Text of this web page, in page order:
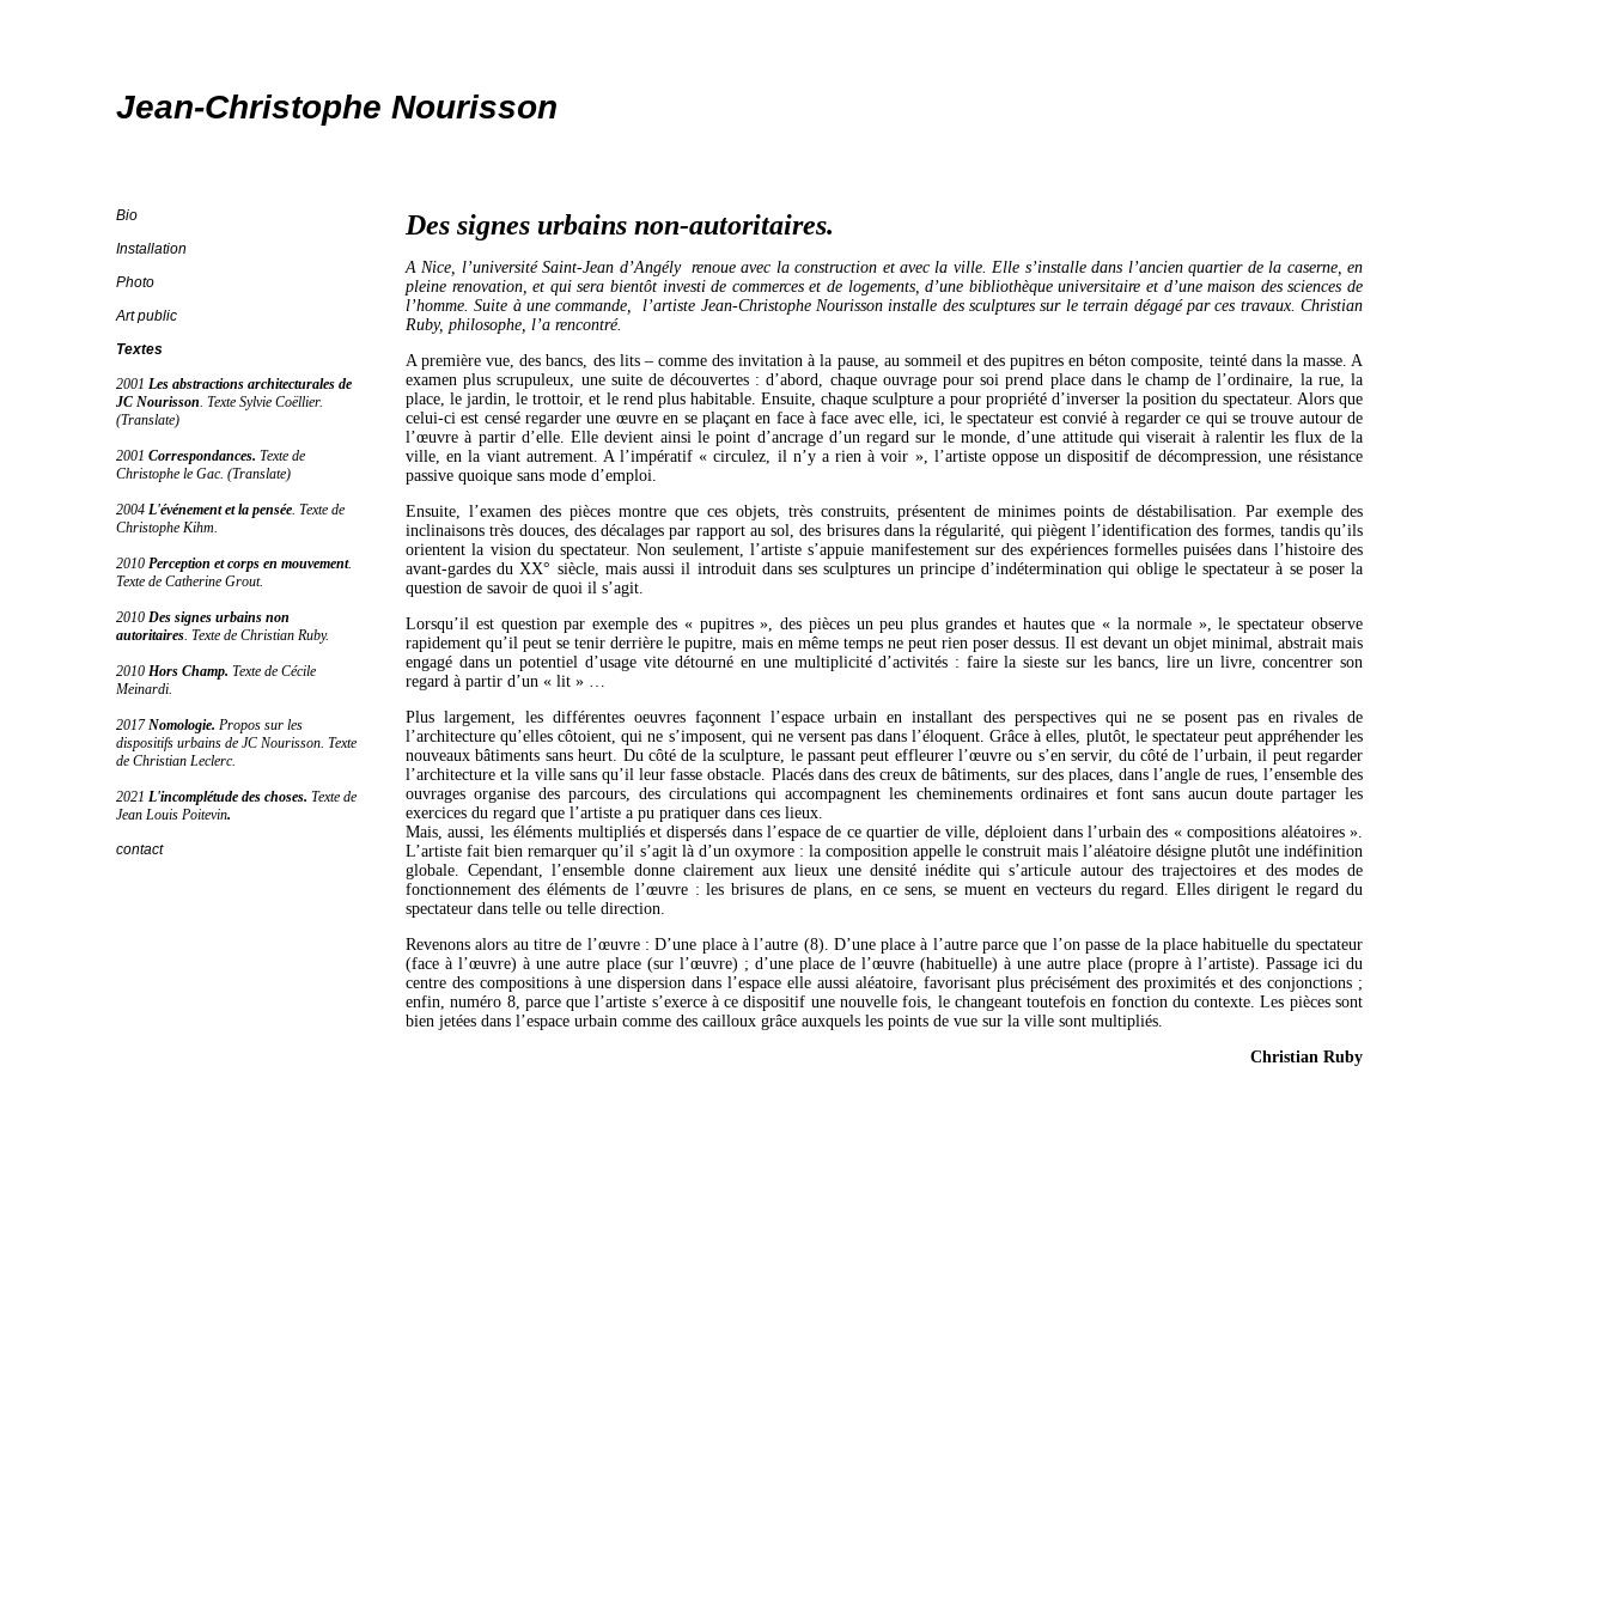
Jean-Christophe Nourisson
Bio
Installation
Photo
Art public
Textes
2001 Les abstractions architecturales de
JC Nourisson. Texte Sylvie Coëllier.
(Translate)
2001 Correspondances. Texte de
Christophe le Gac. (Translate)
2004 L'événement et la pensée. Texte de
Christophe Kihm.
2010 Perception et corps en mouvement.
Texte de Catherine Grout.
2010 Des signes urbains non
autoritaires. Texte de Christian Ruby.
2010 Hors Champ. Texte de Cécile
Meinardi.
2017 Nomologie. Propos sur les
dispositifs urbains de JC Nourisson. Texte
de Christian Leclerc.
2021 L'incomplétude des choses. Texte de
Jean Louis Poitevin.
contact
Des signes urbains non-autoritaires.
A Nice, l’université Saint-Jean d’Angély renoue avec la construction et avec la ville. Elle s’installe dans l’ancien quartier de la caserne, en
pleine renovation, et qui sera bientôt investi de commerces et de logements, d’une bibliothèque universitaire et d’une maison des sciences de
l’homme. Suite à une commande, l’artiste Jean-Christophe Nourisson installe des sculptures sur le terrain dégagé par ces travaux. Christian
Ruby, philosophe, l’a rencontré.
A première vue, des bancs, des lits – comme des invitation à la pause, au sommeil et des pupitres en béton composite, teinté dans la masse. A
examen plus scrupuleux, une suite de découvertes : d’abord, chaque ouvrage pour soi prend place dans le champ de l’ordinaire, la rue, la
place, le jardin, le trottoir, et le rend plus habitable. Ensuite, chaque sculpture a pour propriété d’inverser la position du spectateur. Alors que
celui-ci est censé regarder une œuvre en se plaçant en face à face avec elle, ici, le spectateur est convié à regarder ce qui se trouve autour de
l’œuvre à partir d’elle. Elle devient ainsi le point d’ancrage d’un regard sur le monde, d’une attitude qui viserait à ralentir les flux de la
ville, en la viant autrement. A l’impératif « circulez, il n’y a rien à voir », l’artiste oppose un dispositif de décompression, une résistance
passive quoique sans mode d’emploi.
Ensuite, l’examen des pièces montre que ces objets, très construits, présentent de minimes points de déstabilisation. Par exemple des
inclinaisons très douces, des décalages par rapport au sol, des brisures dans la régularité, qui piègent l’identification des formes, tandis qu’ils
orientent la vision du spectateur. Non seulement, l’artiste s’appuie manifestement sur des expériences formelles puisées dans l’histoire des
avant-gardes du XX° siècle, mais aussi il introduit dans ses sculptures un principe d’indétermination qui oblige le spectateur à se poser la
question de savoir de quoi il s’agit.
Lorsqu’il est question par exemple des « pupitres », des pièces un peu plus grandes et hautes que « la normale », le spectateur observe
rapidement qu’il peut se tenir derrière le pupitre, mais en même temps ne peut rien poser dessus. Il est devant un objet minimal, abstrait mais
engagé dans un potentiel d’usage vite détourné en une multiplicité d’activités : faire la sieste sur les bancs, lire un livre, concentrer son
regard à partir d’un « lit » …
Plus largement, les différentes oeuvres façonnent l’espace urbain en installant des perspectives qui ne se posent pas en rivales de
l’architecture qu’elles côtoient, qui ne s’imposent, qui ne versent pas dans l’éloquent. Grâce à elles, plutôt, le spectateur peut appréhender les
nouveaux bâtiments sans heurt. Du côté de la sculpture, le passant peut effleurer l’œuvre ou s’en servir, du côté de l’urbain, il peut regarder
l’architecture et la ville sans qu’il leur fasse obstacle. Placés dans des creux de bâtiments, sur des places, dans l’angle de rues, l’ensemble des
ouvrages organise des parcours, des circulations qui accompagnent les cheminements ordinaires et font sans aucun doute partager les
exercices du regard que l’artiste a pu pratiquer dans ces lieux.
Mais, aussi, les éléments multipliés et dispersés dans l’espace de ce quartier de ville, déploient dans l’urbain des « compositions aléatoires ».
L’artiste fait bien remarquer qu’il s’agit là d’un oxymore : la composition appelle le construit mais l’aléatoire désigne plutôt une indéfinition
globale. Cependant, l’ensemble donne clairement aux lieux une densité inédite qui s’articule autour des trajectoires et des modes de
fonctionnement des éléments de l’œuvre : les brisures de plans, en ce sens, se muent en vecteurs du regard. Elles dirigent le regard du
spectateur dans telle ou telle direction.
Revenons alors au titre de l’œuvre : D’une place à l’autre (8). D’une place à l’autre parce que l’on passe de la place habituelle du spectateur
(face à l’œuvre) à une autre place (sur l’œuvre) ; d’une place de l’œuvre (habituelle) à une autre place (propre à l’artiste). Passage ici du
centre des compositions à une dispersion dans l’espace elle aussi aléatoire, favorisant plus précisément des proximités et des conjonctions ;
enfin, numéro 8, parce que l’artiste s’exerce à ce dispositif une nouvelle fois, le changeant toutefois en fonction du contexte. Les pièces sont
bien jetées dans l’espace urbain comme des cailloux grâce auxquels les points de vue sur la ville sont multipliés.
Christian Ruby